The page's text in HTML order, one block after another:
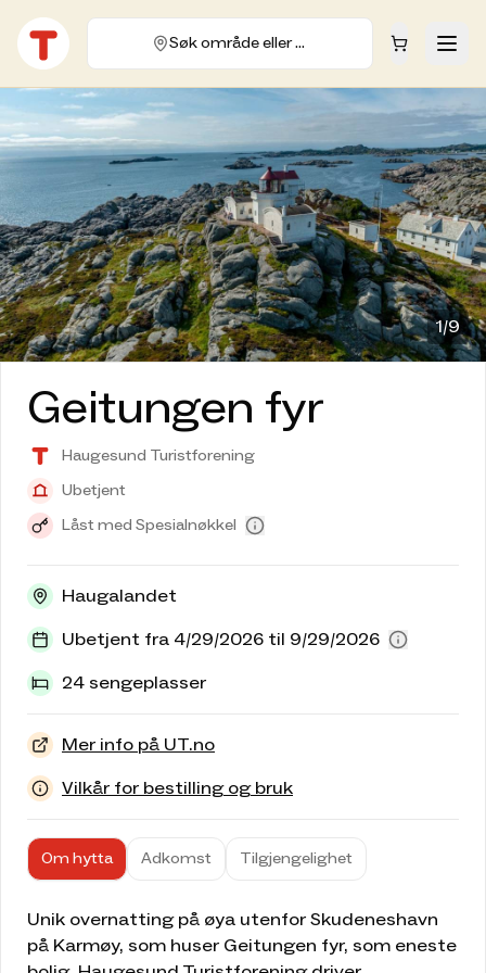
Søk område eller hytte
1/9
Geitungen fyr
Haugesund Turistforening
Ubetjent
Låst med Spesialnøkkel
Haugalandet
Ubetjent fra 4/29/2026 til 9/29/2026
24 sengeplasser
Mer info på UT.no
Vilkår for bestilling og bruk
Om hytta Adkomst Tilgjengelighet
Unik overnatting på øya utenfor Skudeneshavn
på Karmøy, som huser Geitungen fyr, som eneste